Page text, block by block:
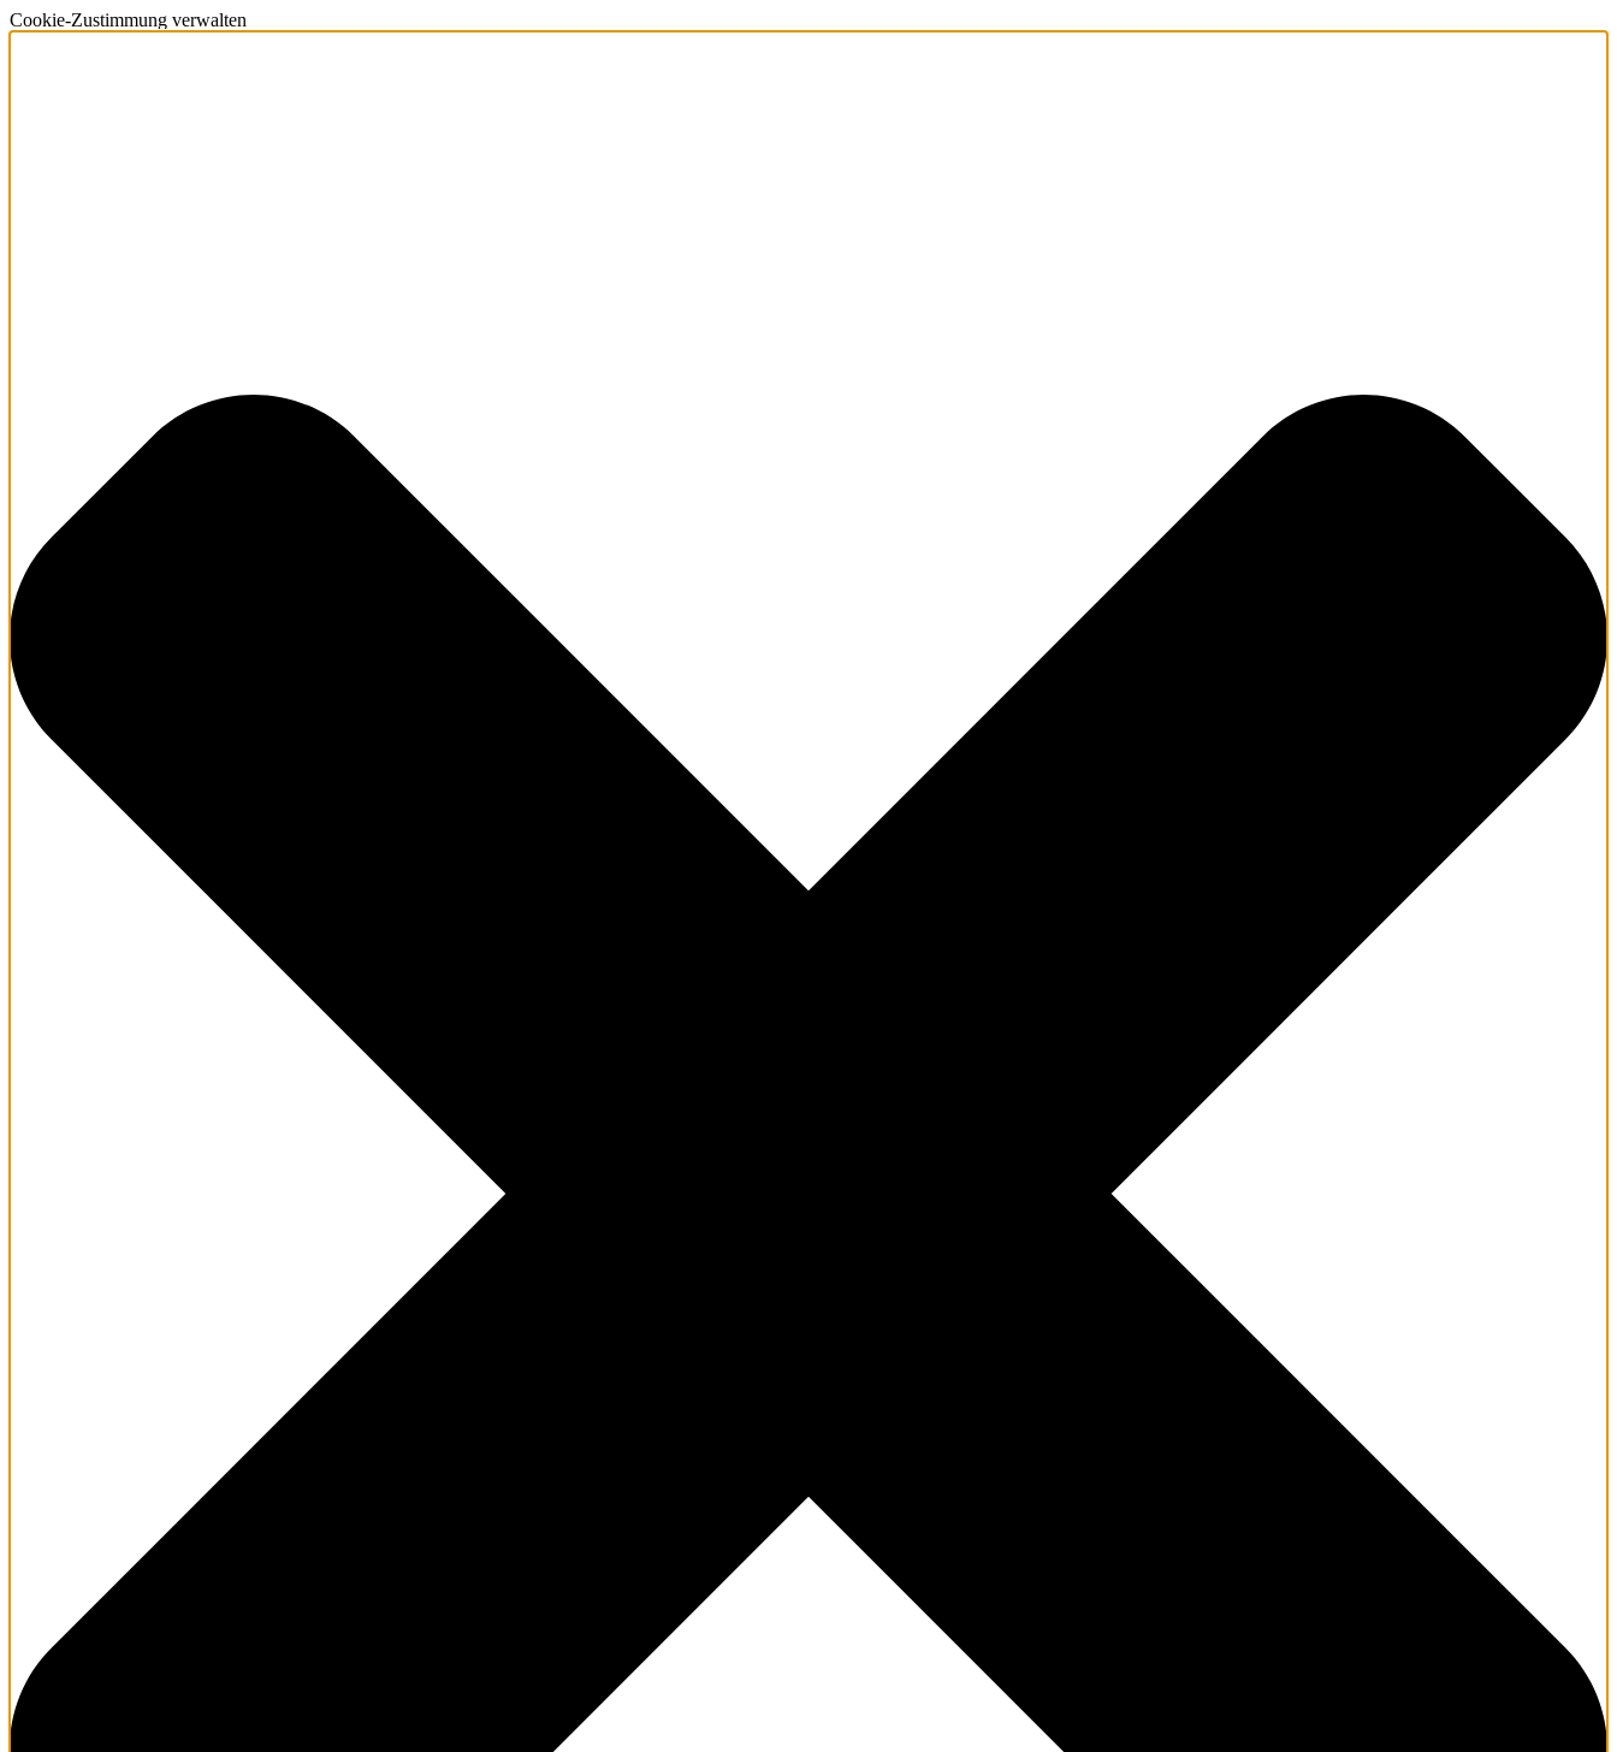
Cookie-Zustimmung verwalten